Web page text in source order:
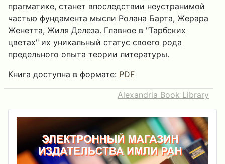
прагматике, станет впоследствии неустранимой
частью фундамента мысли Ролана Барта, Жерара
Женетта, Жиля Делеза. Главное в "Тарбских
цветах" их уникальный статус своего рода
предельного опыта теории литературы.
Книга доступна в формате: PDF
Alexandria Book Library